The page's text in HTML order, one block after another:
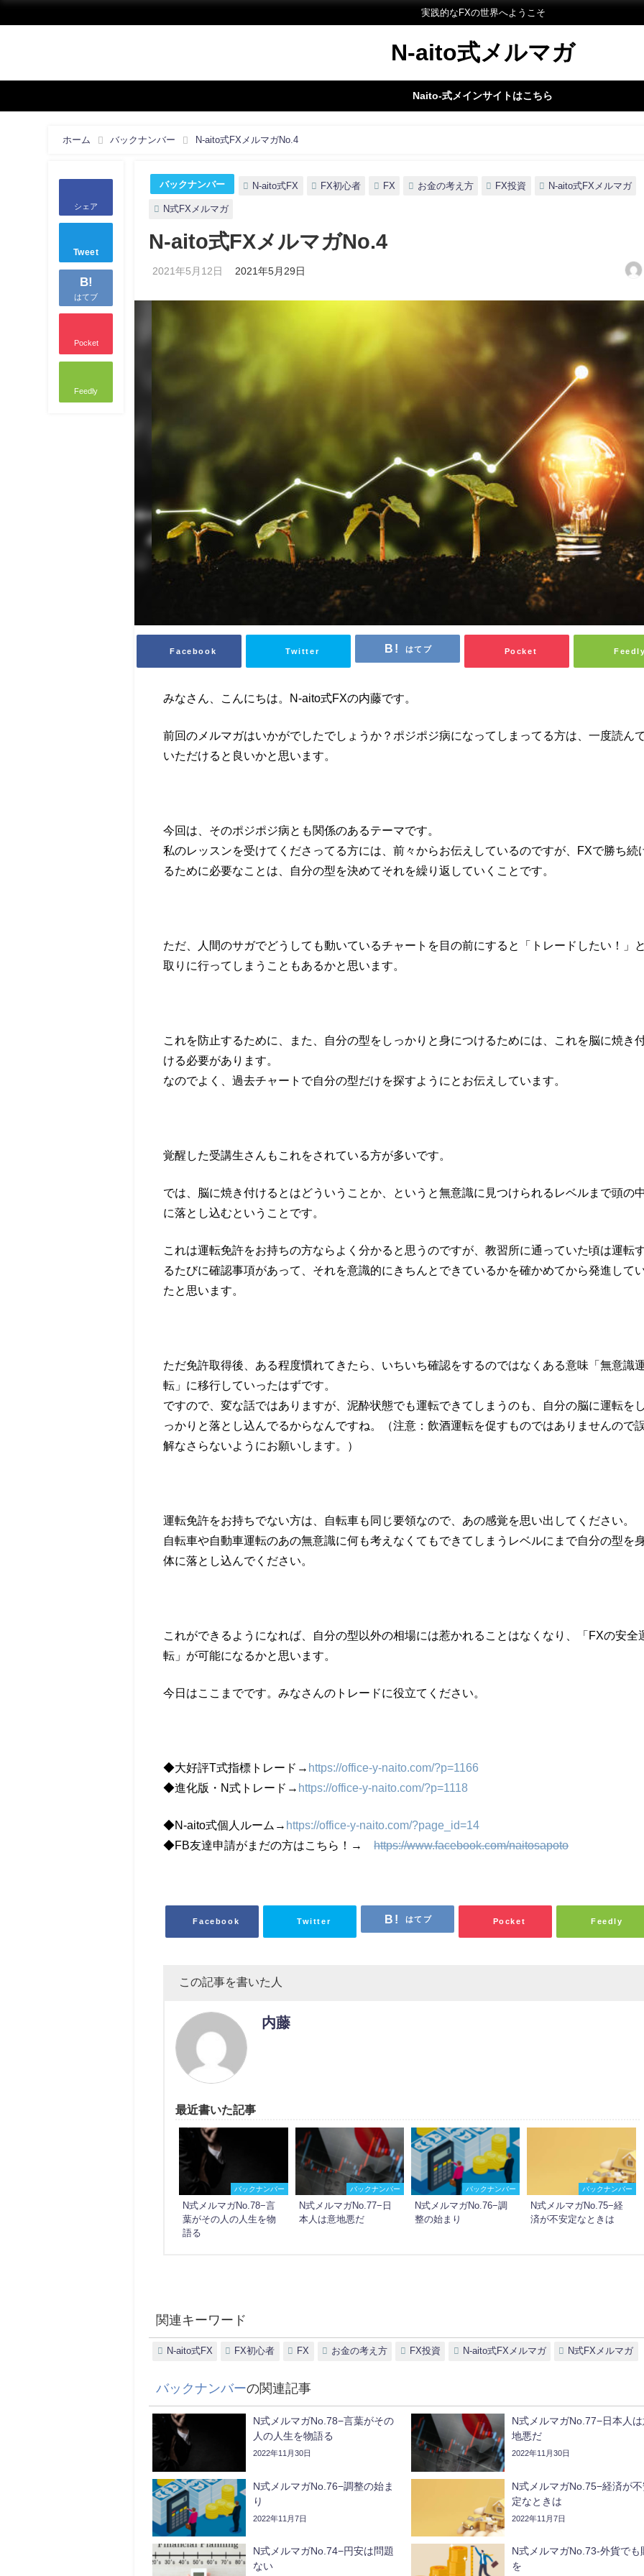
実践的なFXの世界へようこそ
N-aito式メルマガ
Naito-式メインサイトはこちら
ホーム バックナンバー N-aito式FXメルマガNo.4
シェア
Tweet
B!
はてブ
Pocket
Feedly
バックナンバー N-aito式FX FX初心者 FX お金の考え方 FX投資 N-aito式FXメルマガ
N式FXメルマガ
N-aito式FXメルマガNo.4
2021年5月12日 2021年5月29日
Facebook Twitter はてブ Pocket
みなさん、こんにちは。N-aito式FXの内藤です。
前回のメルマガはいかがでしたでしょうか？ポジポジ病になってしまってる方は、一度読ん
いただけると良いかと思います。
今回は、そのポジポジ病とも関係のあるテーマです。
私のレッスンを受けてくださってる方には、前々からお伝えしているのですが、FXで勝ち続
るために必要なことは、自分の型を決めてそれを繰り返していくことです。
ただ、人間のサガでどうしても動いているチャートを目の前にすると「トレードしたい！」
取りに行ってしまうこともあるかと思います。
これを防止するために、また、自分の型をしっかりと身につけるためには、これを脳に焼き
ける必要があります。
なのでよく、過去チャートで自分の型だけを探すようにとお伝えしています。
覚醒した受講生さんもこれをされている方が多いです。
では、脳に焼き付けるとはどういうことか、というと無意識に見つけられるレベルまで頭の
に落とし込むということです。
これは運転免許をお持ちの方ならよく分かると思うのですが、教習所に通っていた頃は運転
るたびに確認事項があって、それを意識的にきちんとできているかを確かめてから発進して
たと思います。
ただ免許取得後、ある程度慣れてきたら、いちいち確認をするのではなくある意味「無意識
転」に移行していったはずです。
ですので、変な話ではありますが、泥酔状態でも運転できてしまうのも、自分の脳に運転を
っかりと落とし込んでるからなんですね。（注意：飲酒運転を促すものではありませんので
解なさらないようにお願いします。）
運転免許をお持ちでない方は、自転車も同じ要領なので、あの感覚を思い出してください。
自転車や自動車運転のあの無意識に何も考えなくてもできてしまうレベルにまで自分の型を
体に落とし込んでください。
これができるようになれば、自分の型以外の相場には惹かれることはなくなり、「FXの安全
転」が可能になるかと思います。
今日はここまでです。みなさんのトレードに役立てください。
◆大好評T式指標トレード→ https://office-y-naito.com/?p=1166
◆進化版・N式トレード→ https://office-y-naito.com/?p=1118
◆N-aito式個人ルーム→ https://office-y-naito.com/?page_id=14
◆FB友達申請がまだの方はこちら！→https://www.facebook.com/naitosapoto
Facebook Twitter はてブ Pocket Feedly
この記事を書いた人
内藤
最近書いた記事
バックナンバー
N式メルマガNo.78−言
葉がその人の人生を物
語る
バックナンバー
N式メルマガNo.77−日
本人は意地悪だ
バックナンバー
N式メルマガNo.76−調
整の始まり
バックナンバー
N式メルマガNo.75−経
済が不安定なときは
関連キーワード
N-aito式FX FX初心者 FX お金の考え方 FX投資 N-aito式FXメルマガ N式FXメルマガ
バックナンバーの関連記事
N式メルマガNo.78−言葉がその
人の人生を物語る
2022年11月30日
N式メルマガNo.77−日本人
地悪だ
2022年11月30日
N式メルマガNo.76−調整の始ま
り
2022年11月7日
N式メルマガNo.75−経済が
定なときは
2022年11月7日
N式メルマガNo.74−円安は問題
ない
N式メルマガNo.73-外貨でも
を